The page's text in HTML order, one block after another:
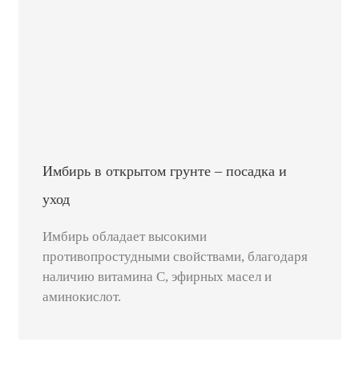
Имбирь в открытом грунте – посадка и
уход
Имбирь обладает высокими
противопростудными свойствами, благодаря
наличию витамина С, эфирных масел и
аминокислот.